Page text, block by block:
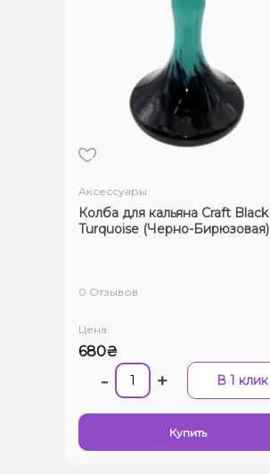
Аксессуары
Колба для кальяна Craft Black
Turquoise (Черно-Бирюзовая)
0 Отзывов
Цена:
680₴
- + В 1 клик
Купить